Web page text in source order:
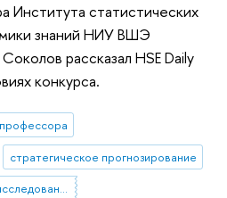
Института статистических
знаний НИУ ВШЭ
рассказал HSE Daily
конкурса.
профессора
стратегическое прогнозирование
Институт статистических исследований и экономики знаний